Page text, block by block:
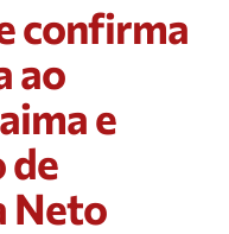
confirma
ao
e
de
Neto